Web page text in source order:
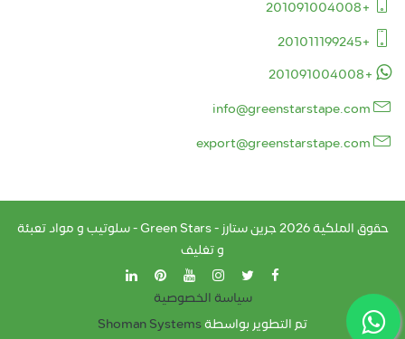
+201091004008
+201011199245
+201091004008
info@greenstarstape.com
export@greenstarstape.com
حقوق الملكية2026
جرين ستارز - Green Stars - سلوتيب و مواد تعبئة
و تغليف
سياسة الخصوصية
تم التطوير بواسطة Shoman Systems